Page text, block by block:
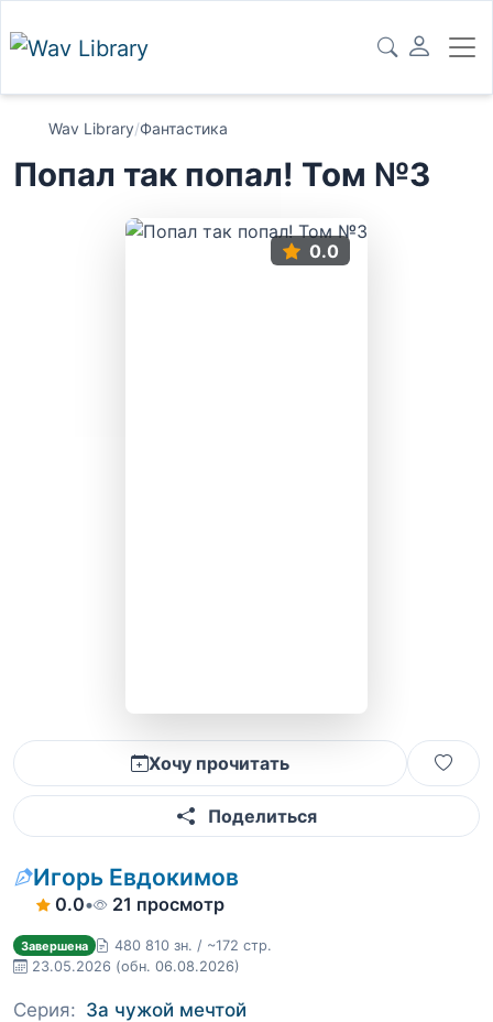
Wav Library/Фантастика
Попал так попал! Том №3
0.0
Хочу прочитать
Поделиться
Игорь Евдокимов
0.0• 21 просмотр
Завершена
480 810 зн. / ~172 стр.
23.05.2026 (обн. 06.08.2026)
Серия: За чужой мечтой